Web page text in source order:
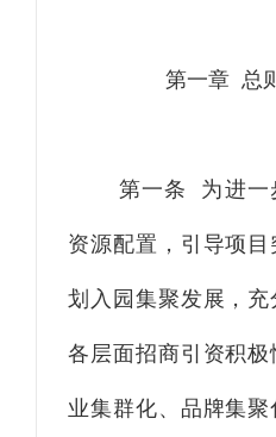
第一章 总
第一条 为进一
资源配置，引导项目
划入园集聚发展，
各层面招商引资积
业集群化、品牌集